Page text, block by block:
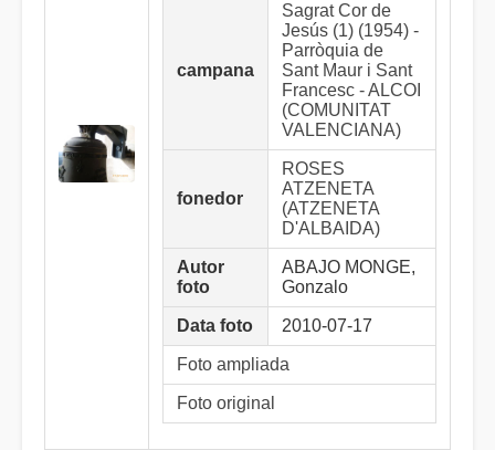
campana
Sagrat Cor de
Jesús (1) (1954) -
Parròquia de
Sant Maur i Sant
Francesc - ALCOI
(COMUNITAT
VALENCIANA)
fonedor
ROSES
ATZENETA
(ATZENETA
D'ALBAIDA)
Autor
foto
ABAJO MONGE,
Gonzalo
Data foto 2010-07-17
Foto ampliada
Foto original